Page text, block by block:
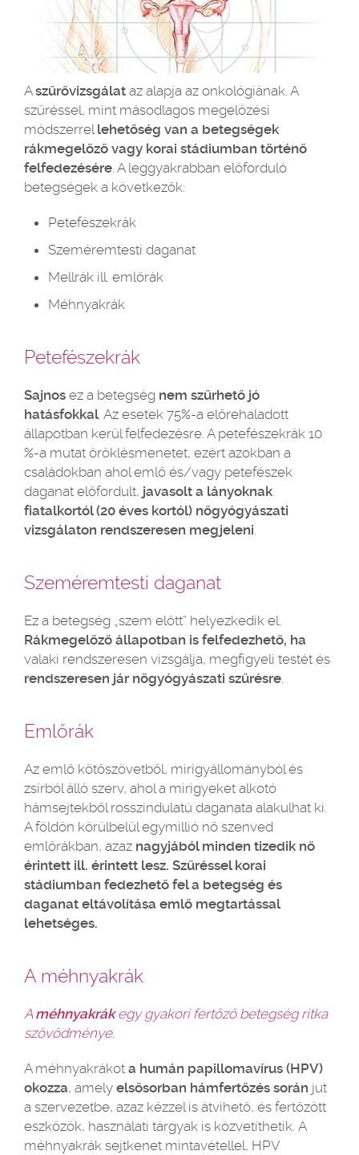
Aszűrővizsgálat az alapja az onkológiának. A
szűréssel, mint másodlagos megelőzési
módszerrellehetőség van a betegségek
rákmegelőző vagy korai stádiumban történő
felfedezésére. A leggyakrabban előforduló
betegségek a következők:
Petefészekrák
Szeméremtesti daganat
Mellrák ill. emlőrák
Méhnyakrák
Petefészekrák
Sajnos ez a betegség nem szűrhető jó
hatásfokkal. Az esetek 75%-a előrehaladott
állapotban kerül felfedezésre. A petefészekrák 10
%-a mutat öröklésmenetet, ezért azokban a
családokban ahol emlő és/vagy petefészek
daganat előfordult, javasolt a lányoknak
fiatalkortól (20 éves kortól) nőgyógyászati
vizsgálaton rendszeresen megjeleni.
Szeméremtesti daganat
Ez a betegség „szem előtt” helyezkedik el.
Rákmegelőző állapotban is felfedezhető, ha
valaki rendszeresen vizsgálja, megfigyeli testét és
rendszeresen jár nőgyógyászati szűrésre.
Emlőrák
Az emlő kötőszövetből, mirigyállományból és
zsírból álló szerv, ahol a mirigyeket alkotó
hámsejtekből rosszindulatú daganata alakulhat ki.
A földön körülbelül egymillió nő szenved
emlőrákban, azaz nagyjából minden tizedik nő
érintett ill. érintett lesz. Szűréssel korai
stádiumban fedezhető fel a betegség és
daganat eltávolítása emlő megtartással
lehetséges.
A méhnyakrák
Améhnyakrákegy gyakori fertőző betegség ritka
szövődménye.
A méhnyakrákot a humán papillomavírus (HPV)
okozza, amely elsősorban hámfertőzés során jut
a szervezetbe, azaz kézzel is átvihető, és fertőzött
eszközök, használati tárgyak is közvetíthetik. A
méhnyakrák sejtkenet mintavétellel, HPV